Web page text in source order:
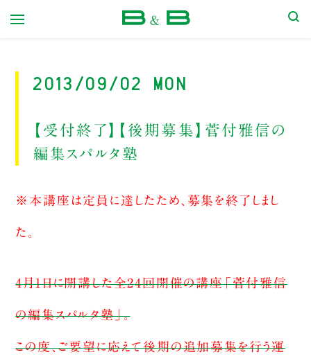
2013/09/02 Mon
【受付終了】【後期募集】菅付雅信の
編集スパルタ塾
※本講座は定員に達したため、募集を終了しまし
た。
4月1日に開講した全24回開催の講座「菅付雅信
の編集スパルタ塾」。
この度、ご要望に応えて後期の追加募集を行う運